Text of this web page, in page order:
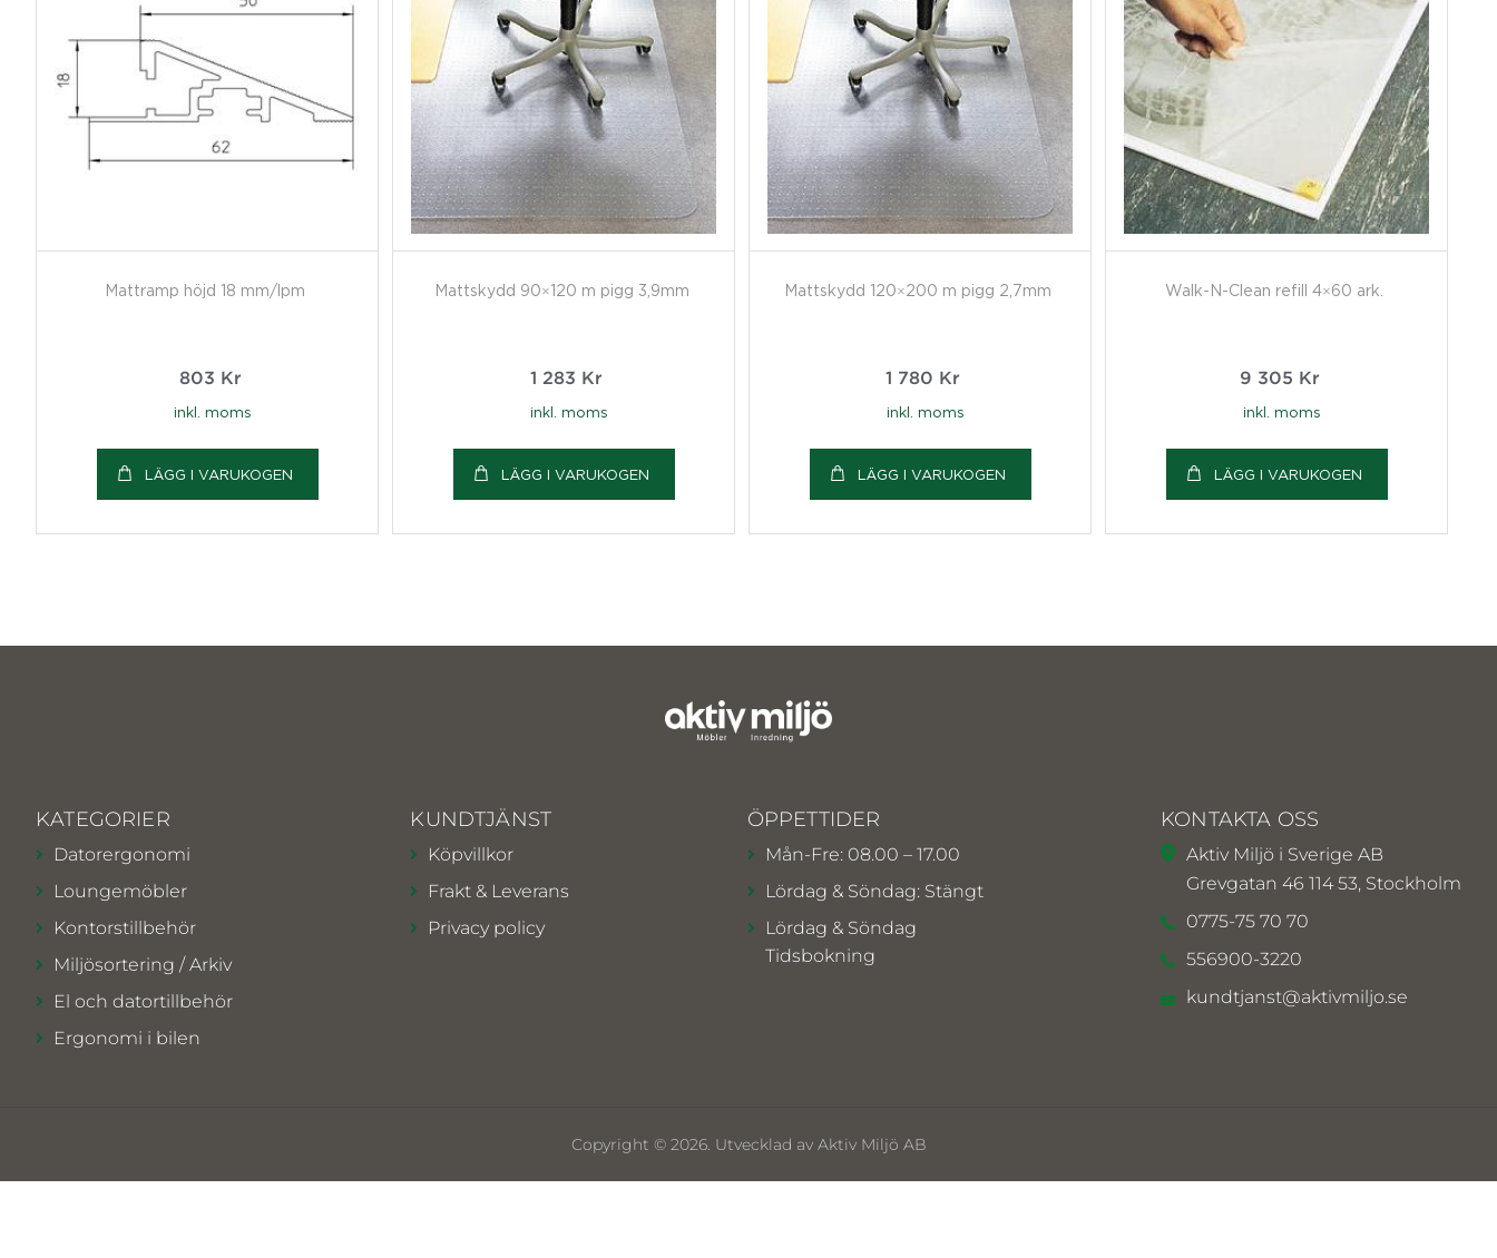
Mattramp höjd 18 mm/lpm
803 Kr
inkl. moms
LÄGG I VARUKOGEN
Mattskydd 90×120 m pigg 3,9mm
1 283 Kr
inkl. moms
LÄGG I VARUKOGEN
Mattskydd 120×200 m pigg 2,7mm
1 780 Kr
inkl. moms
LÄGG I VARUKOGEN
Walk-N-Clean refill 4×60 ark.
9 305 Kr
inkl. moms
LÄGG I VARUKOGEN
KATEGORIER
Datorergonomi
Loungemöbler
Kontorstillbehör
Miljösortering / Arkiv
El och datortillbehör
Ergonomi i bilen
KUNDTJÄNST
Köpvillkor
Frakt & Leverans
Privacy policy
ÖPPETTIDER
Mån-Fre: 08.00 – 17.00
Lördag & Söndag: Stängt
Lördag & Söndag
Tidsbokning
KONTAKTA OSS
Aktiv Miljö i Sverige AB
Grevgatan 46 114 53, Stockholm
0775-75 70 70
556900-3220
kundtjanst@aktivmiljo.se
Copyright © 2026. Utvecklad av Aktiv Miljö AB